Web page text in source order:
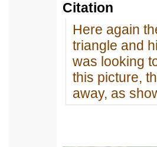
Citation
Here again
triangle and
was looking
this picture,
away, as